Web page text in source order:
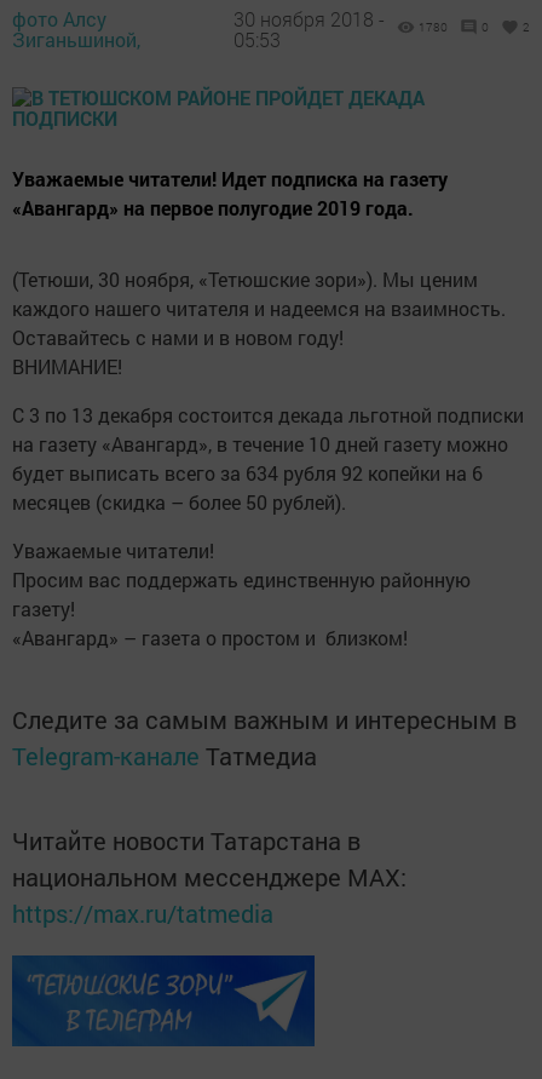
фото Алсу
Зиганьшиной,
30 ноября 2018 -
05:53
1780 0 2
Уважаемые читатели! Идет подписка на газету
«Авангард» на первое полугодие 2019 года­.
(Тетюши, 30 ноября, «Тетюшские зори»). Мы ценим
каждого нашего читателя и надеемся на взаимность.
Оставайтесь с нами и в новом году!
ВНИМАНИЕ!
С 3 по 13 декабря состоится декада льготной подписки
на газету «Авангард», в течение 10 дней газету можно
будет выписать всего за 634 рубля 92 копейки на 6
месяцев (скидка – более 50 рублей).
Уважаемые читатели!
Просим вас поддержать единственную районную
газету!
«Авангард» – газета о простом и близком!
Следите за самым важным и интересным в
Telegram-канале Татмедиа
Читайте новости Татарстана в
национальном мессенджере MАХ:
https://max.ru/tatmedia